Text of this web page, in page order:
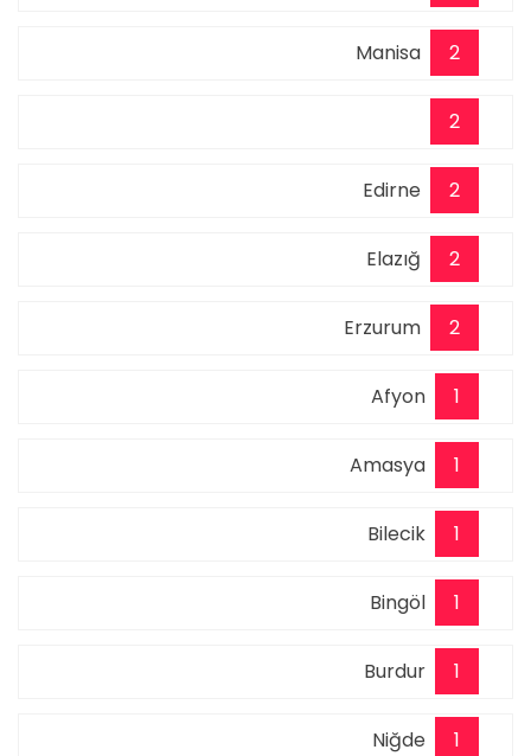
Manisa 2
2
Edirne 2
Elazığ 2
Erzurum 2
Afyon 1
Amasya 1
Bilecik 1
Bingöl 1
Burdur 1
Niğde 1